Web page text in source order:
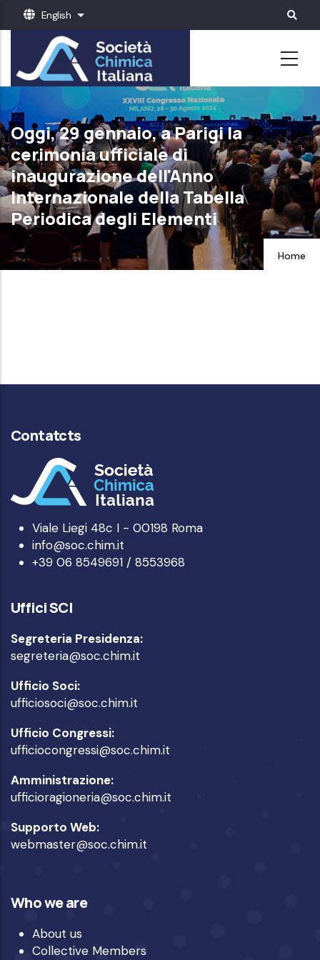
content
English List additional actions
Oggi, 29 gennaio, a Parigi la
cerimonia ufficiale di
inaugurazione dell'Anno
Internazionale della Tabella
Periodica degli Elementi
Home
Contatcts
Viale Liegi 48c I - 00198 Roma
info@soc.chim.it
+39 06 8549691 / 8553968
Uffici SCI
Segreteria Presidenza:
segreteria@soc.chim.it
Ufficio Soci:
ufficiosoci@soc.chim.it
Ufficio Congressi:
ufficiocongressi@soc.chim.it
Amministrazione:
ufficioragioneria@soc.chim.it
Supporto Web:
webmaster@soc.chim.it
Who we are
About us
Collective Members